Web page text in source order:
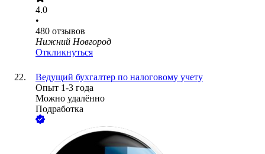
4.0
•
480 отзывов
Нижний Новгород
Откликнуться
Ведущий бухгалтер по налоговому учету
Опыт 1-3 года
Можно удалённо
Подработка